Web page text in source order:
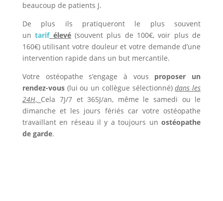
beaucoup de patients J.
De plus ils pratiqueront le plus souvent
untarif élevé(souvent plus de 100€, voir plus de
160€) utilisant votre douleur et votre demande d’une
intervention rapide dans un but mercantile.
Votre ostéopathe s’engage à vous proposer un
rendez-vous(lui ou un collègue sélectionné)dans les
24H, Cela 7J/7 et 365J/an, même le samedi ou le
dimanche et les jours fériés car votre ostéopathe
travaillant en réseau il y a toujours unostéopathe
de garde.